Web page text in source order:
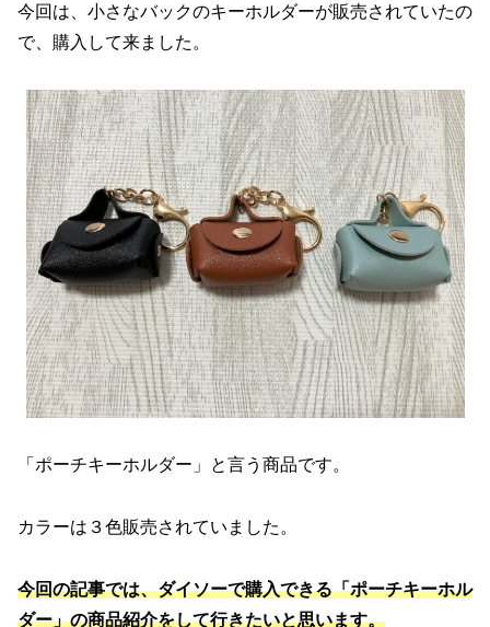
今回は、小さなバックのキーホルダーが販売されていたの
で、購入して来ました。
「ポーチキーホルダー」と言う商品です。
カラーは３色販売されていました。
今回の記事では、ダイソーで購入できる「ポーチキーホル
ダー」の商品紹介をして行きたいと思います。